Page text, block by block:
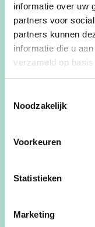
informatie over uw
partners voor
partners kunnen
informatie die u
verzameld op
Noodzakelijk
Voorkeuren
Statistieken
Marketing
44 jaar
Gehuwd met
Politieke